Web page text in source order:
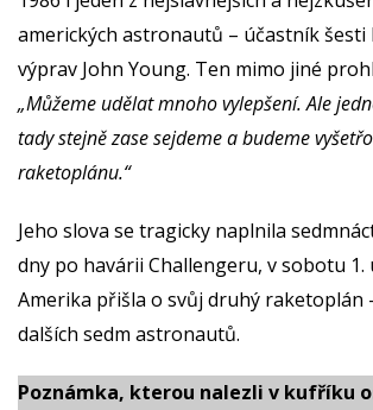
amerických astronautů – účastník šesti
výprav John Young. Ten mimo jiné
„Můžeme udělat mnoho vylepšení. Ale
tady stejně zase sejdeme a budeme
raketoplánu.“
Jeho slova se tragicky naplnila
dny po havárii Challengeru, v sobotu 1.
Amerika přišla o svůj druhý raketoplán
dalších sedm astronautů.
Poznámka, kterou nalezli v kufříku